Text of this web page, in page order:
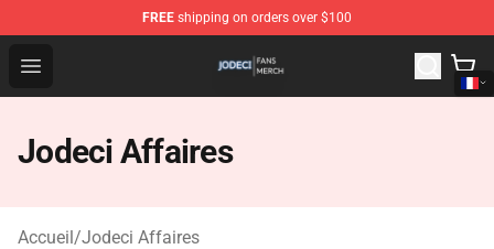
FREE shipping on orders over $100
Open menu
Jodeci Shop - Official Jodeci Merchandise Store
Jodeci Affaires
Accueil/Jodeci Affaires